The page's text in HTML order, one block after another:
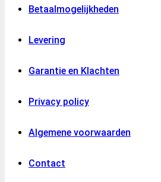
Betaalmogelijkheden
Levering
Garantie en Klachten
Privacy policy
Algemene voorwaarden
Contact